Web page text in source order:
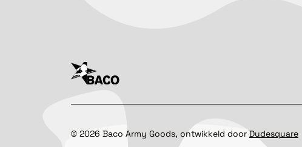
© 2026 Baco Army Goods, ontwikkeld doorDudesquare